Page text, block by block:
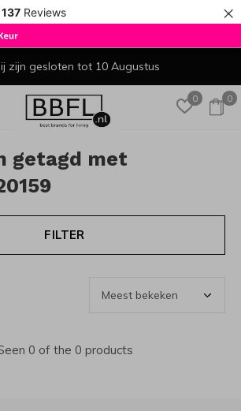
137 Reviews ×
0 0
zijn gesloten tot 10 Augustus
getagd met
FILTER
0 of the 0 products